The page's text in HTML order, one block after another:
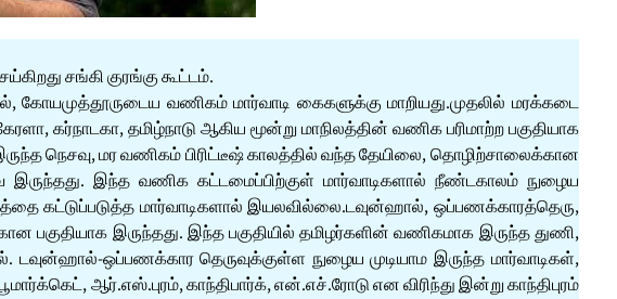
சங்கி குரங்கு கூட்டம்.
வணிகம் மார்வாடி கைகளுக்கு மாறியது.முதலில் மரக்கடை
கர்நாடகா, தமிழ்நாடு ஆகிய மூன்று மாநிலத்தின் வணிக பரிமாற்ற பகுதியாக
நெசவு, மர வணிகம் பிரிட்டீஷ் காலத்தில் வந்த தேயிலை, தொழிற்சாலைக்கான
இந்த வணிக கட்டமைப்பிற்குள் மார்வாடிகளால் நீண்டகாலம் நுழைய
கட்டுப்படுத்த மார்வாடிகளால் இயலவில்லை.டவுன்ஹால், ஒப்பணக்காரத்தெரு,
பகுதியாக இருந்தது. இந்த பகுதியில் தமிழர்களின் வணிகமாக இருந்த துணி,
ஒப்பணக்கார தெருவுக்குள்ள நுழைய முடியாம இருந்த மார்வாடிகள்,
ஆர்.எஸ்.புரம், காந்திபார்க், என்.எச்.ரோடு என விரிந்து இன்று காந்திபுரம்